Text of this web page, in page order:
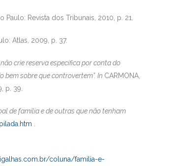
Paulo: Revista dos Tribunais, 2010, p. 21.
Atlas, 2009, p. 37.
crie reserva específica por conta do
sobre que controvertem”. In CARMONA,
p. 39.
de família e de outras que não tenham
.
coluna/familia-e-